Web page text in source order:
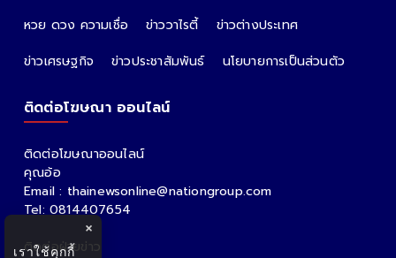
หวย ดวง ความเชื่อ
ข่าววาไรตี้
ข่าวต่างประเทศ
ข่าวเศรษฐกิจ
ข่าวประชาสัมพันธ์ นโยบายการเป็นส่วนตัว
ติดต่อโฆษณา ออนไลน์
ติดต่อโฆษณาออนไลน์
คุณอ้อ
Email : thainewsonline@nationgroup.com
Tel: 0814407654
ติดต่อฝ่ายข่าว
×
เราใช้คุกกี้